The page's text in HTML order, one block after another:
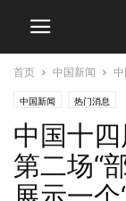
首页 中国新闻
中国新闻 热门消息
中国十
第二场“